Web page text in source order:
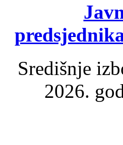
Središnje
2026.